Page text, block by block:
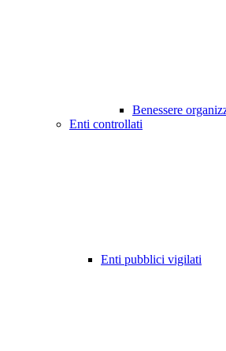
Benessere
Enti controllati
Enti pubblici vigilati